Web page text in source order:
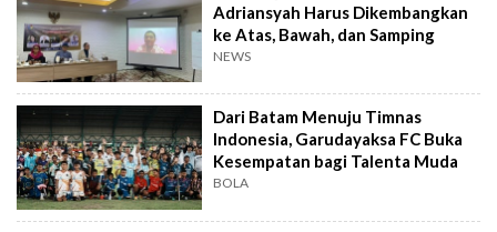
Adriansyah Harus Dikembangkan
ke Atas, Bawah, dan Samping
NEWS
Dari Batam Menuju Timnas
Indonesia, Garudayaksa FC Buka
Kesempatan bagi Talenta Muda
BOLA